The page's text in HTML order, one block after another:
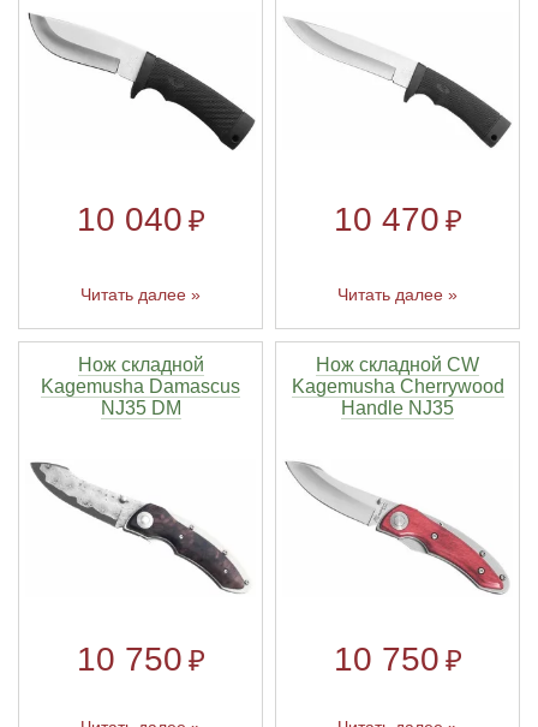
10 040 ₽
Читать далее »
10 470 ₽
Читать далее »
Нож складной
Kagemusha Damascus
NJ35 DM
10 750 ₽
Нож складной CW
Kagemusha Cherrywood
Handle NJ35
10 750 ₽